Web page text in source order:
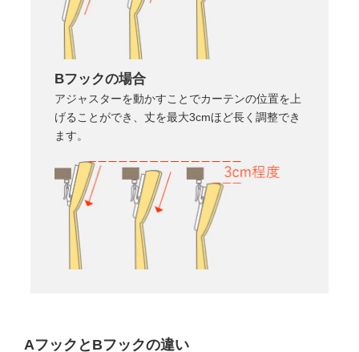
Bフックの場合
アジャスターを動かすことでカーテンの位置を上
げることができ、丈を最大3cmほど長く調整でき
ます。
AフックとBフックの違い